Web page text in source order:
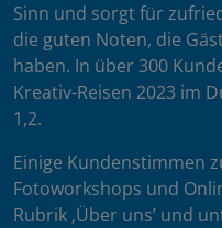
Sinn und sorgt für
die guten Noten, die
haben. In über 300
Kreativ-Reisen 2023 im
1,2.
Einige Kundenstimmen
Fotoworkshops und
Rubrik ‚Über uns’ und